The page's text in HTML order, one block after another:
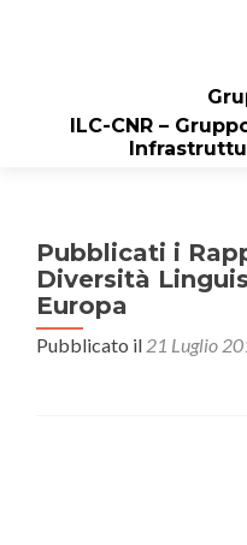
ILC-CNR –
Pubblicati i
Diversità
Europa
Pubblicato il 21 Luglio